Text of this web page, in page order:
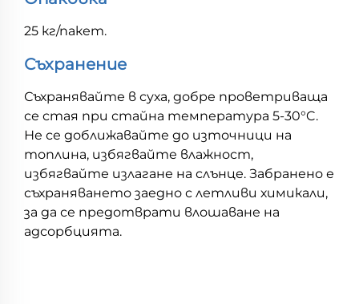
25 кг/пакет.
Съхранение
Съхранявайте в суха, добре проветриваща
се стая при стайна температура 5-30°C.
Не се доближавайте до източници на
топлина, избягвайте влажност,
избягвайте излагане на слънце. Забранено е
съхраняването заедно с летливи химикали,
за да се предотврати влошаване на
адсорбцията.